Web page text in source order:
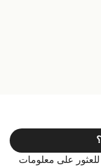
للعثور على معلومات